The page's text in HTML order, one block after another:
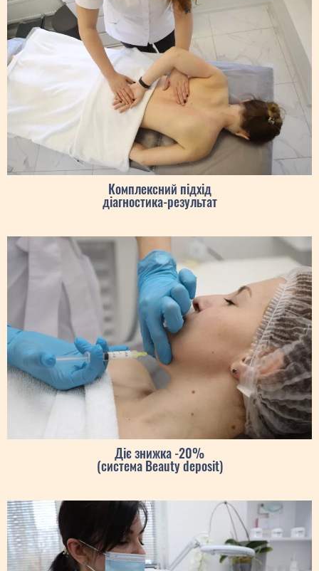
Комплексний підхід
діагностика-результат
Діє знижка -20%
(система Beauty deposit)